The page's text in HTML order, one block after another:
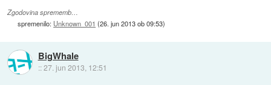
Zgodovina sprememb…
spremenilo: Unknown_001 (26. jun 2013 ob 09:53)
BigWhale
::27. jun 2013, 12:51